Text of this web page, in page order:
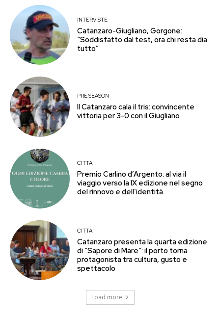
INTERVISTE
Catanzaro-Giugliano, Gorgone:
“Soddisfatto dal test, ora chi resta dia
tutto”
PRE SEASON
Il Catanzaro cala il tris: convincente
vittoria per 3-0 con il Giugliano
CITTA'
Premio Carlino d’Argento: al via il
viaggio verso la IX edizione nel segno
del rinnovo e dell’identità
CITTA'
Catanzaro presenta la quarta edizione
di “Sapore di Mare”: il porto torna
protagonista tra cultura, gusto e
spettacolo
Load more